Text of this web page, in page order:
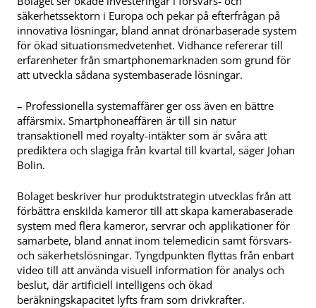
säkerhetssektorn i Europa och pekar på efterfrågan på
innovativa lösningar, bland annat drönarbaserade system
för ökad situationsmedvetenhet. Vidhance refererar till
erfarenheter från smartphonemarknaden som grund för
att utveckla sådana systembaserade lösningar.
– Professionella systemaffärer ger oss även en bättre
affärsmix. Smartphoneaffären är till sin natur
transaktionell med royalty-intäkter som är svåra att
prediktera och slagiga från kvartal till kvartal, säger Johan
Bolin.
Bolaget beskriver hur produktstrategin utvecklas från att
förbättra enskilda kameror till att skapa kamerabaserade
system med flera kameror, servrar och applikationer för
samarbete, bland annat inom telemedicin samt försvars-
och säkerhetslösningar. Tyngdpunkten flyttas från enbart
video till att använda visuell information för analys och
beslut, där artificiell intelligens och ökad
beräkningskapacitet lyfts fram som drivkrafter.